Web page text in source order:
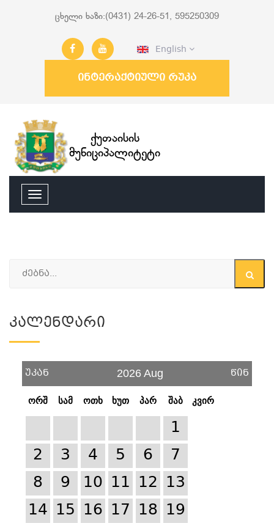
ცხელი ხაზი:(0431) 24-26-51, 595250309
English
ინტერაქტიული რუკა
ქუთაისის
მუნიციპალიტეტი
Კალენდარი
უკან 2026 Aug წინ
ორშ სამ ოთხ ხუთ პარ შაბ კვირ
1
2
3 4 5 6
7
8
9 10 11 12 13
14 15 16 17 18 19